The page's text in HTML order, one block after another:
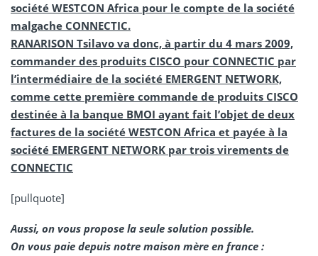
société WESTCON Africa pour le compte de la société
malgache CONNECTIC.
RANARISON Tsilavo va donc, à partir du 4 mars 2009,
commander des produits CISCO pour CONNECTIC par
l’intermédiaire de la société EMERGENT NETWORK,
comme cette première commande de produits CISCO
destinée à la banque BMOI ayant fait l’objet de deux
factures de la société WESTCON Africa et payée à la
société EMERGENT NETWORK par trois virements de
CONNECTIC
[pullquote]
Aussi, on vous propose la seule solution possible.
On vous paie depuis notre maison mère en france :